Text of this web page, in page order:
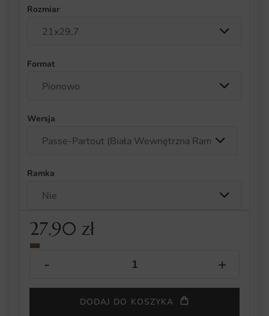
Rozmiar
Format
Wersja
Ramka
27.90 zł
DODAJ DO KOSZYKA